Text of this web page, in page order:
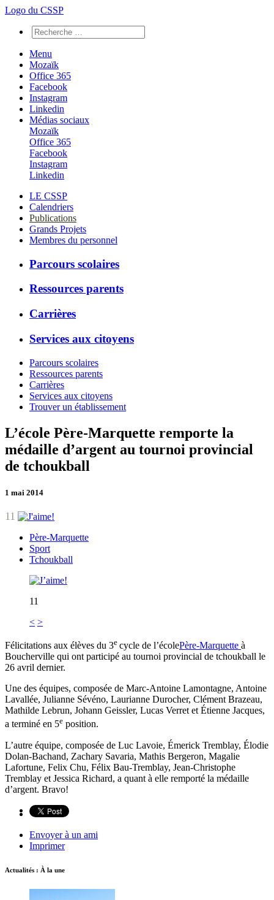
Logo du CSSP
Menu
Mozaïk
Office 365
Facebook
Instagram
Linkedin
Médias sociaux
Mozaïk
Office 365
Facebook
Instagram
Linkedin
LE CSSP
Calendriers
Publications
Grands Projets
Membres du personnel
Parcours scolaires
Ressources parents
Carrières
Services aux citoyens
Parcours scolaires
Ressources parents
Carrières
Services aux citoyens
Trouver un établissement
L’école Père-Marquette remporte la
médaille d’argent au tournoi provincial
de tchoukball
1 mai 2014
11
Père-Marquette
Sport
Tchoukball
11
< >
Félicitations aux élèves du 3e cycle de l’écolePère-Marquette à
Boucherville qui ont participé au tournoi provincial de tchoukball le
26 avril dernier.
Une des équipes, composée de Marc-Antoine Lamontagne, Antoine
Lavallée, Julianne Sévéno, Laurianne Durocher, Clément Brazeau,
Mathilde Lebrun, Johann Geissler, Lucas Verret et Étienne Jacques,
a terminé en 5e position.
L’autre équipe, composée de Luc Lavoie, Émerick Tremblay, Élodie
Dolan-Bachand, Zachary Savaria, Mathis Bergeron, Magalie
Lafortune, Felix Chu, Félix Bau-Tremblay, Jean-Christophe
Tremblay et Jessica Richard, a quant à elle remporté la médaille
d’argent. Bravo!
Envoyer à un ami
Imprimer
Actualités : À la une